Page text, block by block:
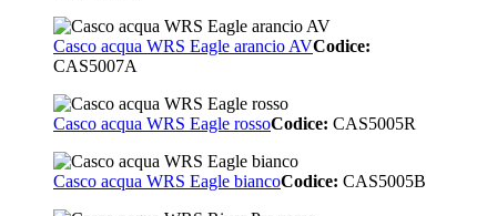
Casco acqua WRS Eagle arancio AVCodice:
CAS5007A
Casco acqua WRS Eagle rossoCodice: CAS5005R
Casco acqua WRS Eagle biancoCodice: CAS5005B